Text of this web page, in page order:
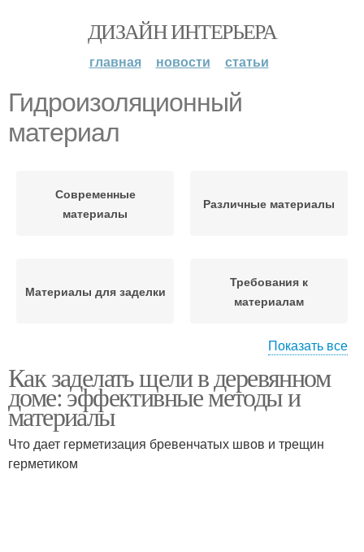
ДИЗАЙН ИНТЕРЬЕРА
главная новости статьи
Гидроизоляционный
материал
Современные
материалы
Различные материалы
Материалы для заделки
Требования к
материалам
материалы
Материал для заделки
Материал для кровли
Показать все
Как заделать щели в деревянном
доме: эффективные методы и
материалы
Что дает герметизация бревенчатых швов и трещин
герметиком